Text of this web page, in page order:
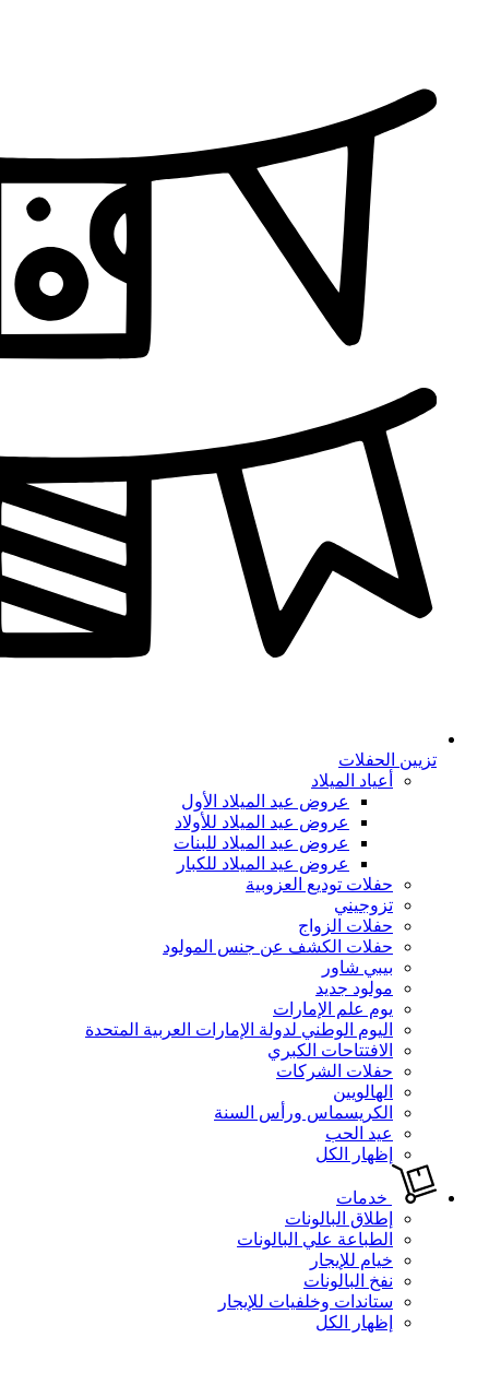
تزيين الحفلات
أعياد الميلاد
عروض عيد الميلاد الأول
عروض عيد الميلاد للأولاد
عروض عيد الميلاد للبنات
عروض عيد الميلاد للكبار
حفلات توديع العزوبية
تزوجيني
حفلات الزواج
حفلات الكشف عن جنس المولود
بيبي شاور
مولود جديد
يوم علم الإمارات
اليوم الوطني لدولة الإمارات العربية المتحدة
الافتتاحات الكبري
حفلات الشركات
الهالويين
الكريسماس ورأس السنة
عيد الحب
إظهار الكل
خدمات
إطلاق البالونات
الطباعة علي البالونات
خيام للإيجار
نفخ البالونات
ستاندات وخلفيات للإيجار
إظهار الكل